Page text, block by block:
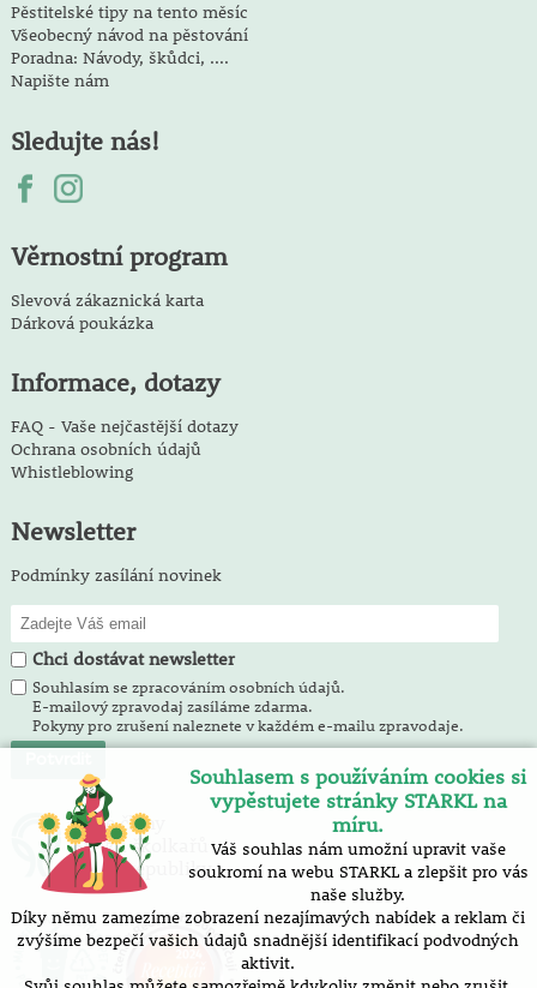
Pěstitelské tipy na tento měsíc
Všeobecný návod na pěstování
Poradna: Návody, škůdci, ....
Napište nám
Sledujte nás!
Věrnostní program
Slevová zákaznická karta
Dárková poukázka
Informace, dotazy
FAQ - Vaše nejčastější dotazy
Ochrana osobních údajů
Whistleblowing
Newsletter
Podmínky zasílání novinek
Chci dostávat newsletter
Souhlasím se zpracováním osobních údajů.
E-mailový zpravodaj zasíláme zdarma.
Pokyny pro zrušení naleznete v každém e-mailu zpravodaje.
Jsme členy
Svazu školkařů
České republiky
Souhlasem s používáním cookies si
vypěstujete stránky STARKL na
míru.
Váš souhlas nám umožní upravit vaše
soukromí na webu STARKL a zlepšit pro vás
naše služby.
Díky němu zamezíme zobrazení nezajímavých nabídek a reklam či
zvýšíme bezpečí vašich údajů snadnější identifikací podvodných
aktivit.